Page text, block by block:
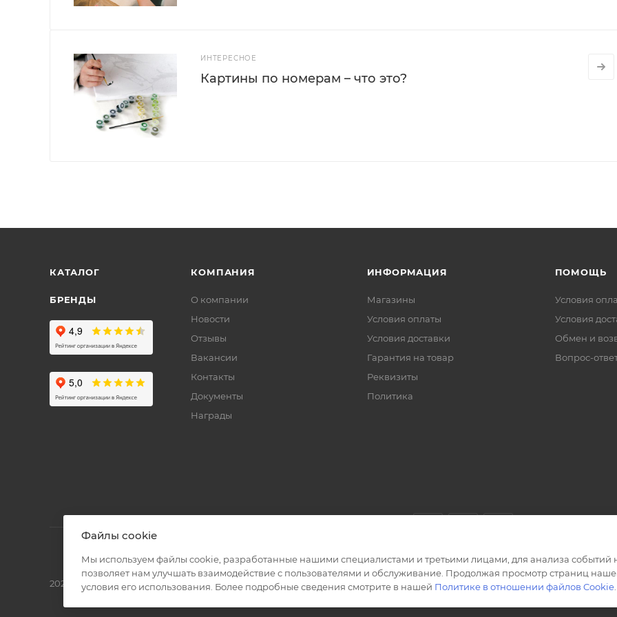
ИНТЕРЕСНОЕ
Картины по номерам – что это?
КАТАЛОГ
БРЕНДЫ
КОМПАНИЯ
О компании
Новости
Отзывы
Вакансии
Контакты
Документы
Награды
ИНФОРМАЦИЯ
Магазины
Условия оплаты
Условия доставки
Гарантия на товар
Реквизиты
Политика
ПОМОЩЬ
Условия
Условия
Обмен и
Вопрос-
2026 © Полиграф кит - интернет-магазин
Файлы cookie
Мы используем файлы cookie, разработанные нашими специалистами и третьими лицами, для анализа событий
позволяет нам улучшать взаимодействие с пользователями и обслуживание. Продолжая просмотр страниц
условия его использования. Более подробные сведения смотрите в нашей Политике в отношении файлов Cookie